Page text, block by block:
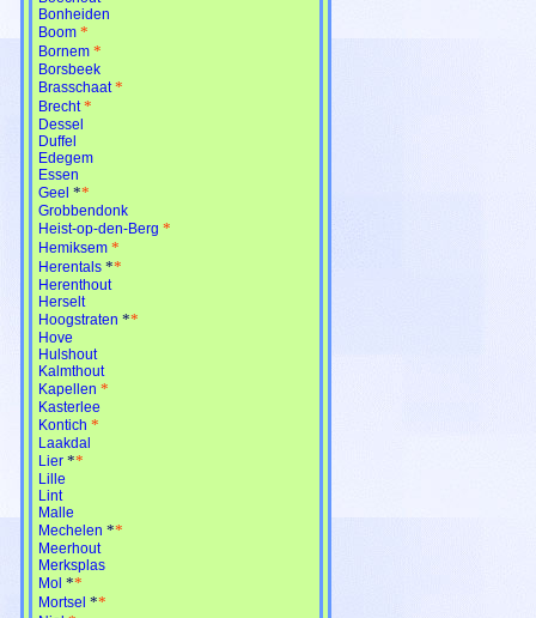
Bonheiden
Boom *
Bornem *
Borsbeek
Brasschaat *
Brecht *
Dessel
Duffel
Edegem
Essen
Geel **
Grobbendonk
Heist-op-den-Berg *
Hemiksem *
Herentals **
Herenthout
Herselt
Hoogstraten **
Hove
Hulshout
Kalmthout
Kapellen *
Kasterlee
Kontich *
Laakdal
Lier **
Lille
Lint
Malle
Mechelen **
Meerhout
Merksplas
Mol **
Mortsel **